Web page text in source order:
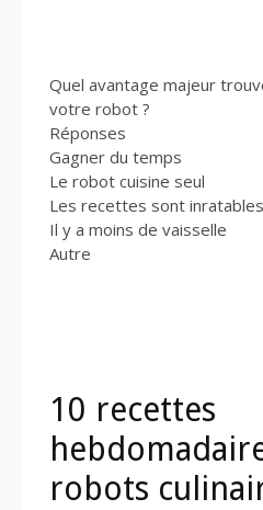
Quel avantage majeur
votre robot ?
Réponses
Gagner du temps
Le robot cuisine seul
Les recettes sont inratables
Il y a moins de vaisselle
Autre
10 recettes
robots